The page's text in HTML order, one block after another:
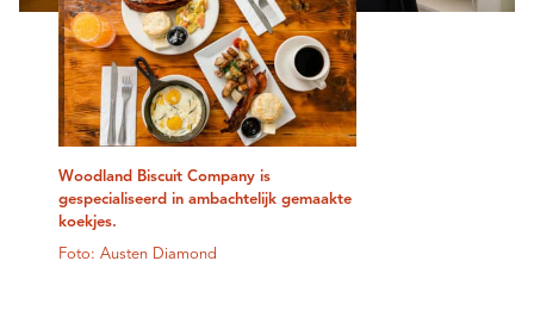
Woodland Biscuit Company is
gespecialiseerd in ambachtelijk gemaakte
koekjes.
Foto: Austen Diamond